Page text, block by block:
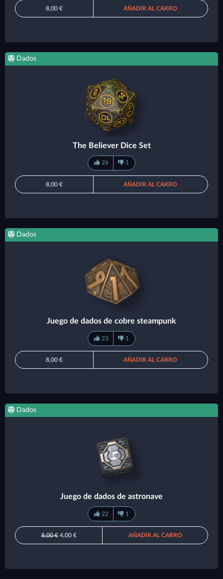
8,00 € AÑADIR AL CARRO
Dados
The Believer Dice Set
26 1
8,00 € AÑADIR AL CARRO
Dados
Juego de dados de cobre steampunk
23 1
8,00 € AÑADIR AL CARRO
Dados
Juego de dados de astronave
22 1
8,00 €4,00 € AÑADIR AL CARRO